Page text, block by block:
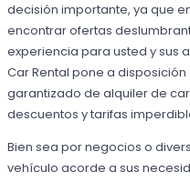
decisión importante, ya que
encontrar ofertas
experiencia para usted y sus
Car Rental pone a
garantizado de alquiler de
descuentos y tarifas
Bien sea por negocios o
vehículo acorde a sus